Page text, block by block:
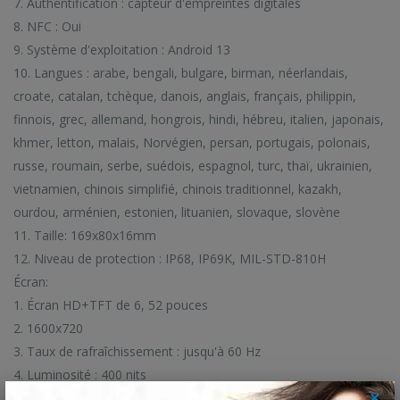
7. Authentification : capteur d'empreintes digitales
8. NFC : Oui
9. Système d'exploitation : Android 13
10. Langues : arabe, bengali, bulgare, birman, néerlandais,
croate, catalan, tchèque, danois, anglais, français, philippin,
finnois, grec, allemand, hongrois, hindi, hébreu, italien, japonais,
khmer, letton, malais, Norvégien, persan, portugais, polonais,
russe, roumain, serbe, suédois, espagnol, turc, thaï, ukrainien,
vietnamien, chinois simplifié, chinois traditionnel, kazakh,
ourdou, arménien, estonien, lituanien, slovaque, slovène
11. Taille: 169x80x16mm
12. Niveau de protection : IP68, IP69K, MIL-STD-810H
Écran:
1. Écran HD+TFT de 6, 52 pouces
2. 1600x720
3. Taux de rafraîchissement : jusqu'à 60 Hz
4. Luminosité : 400 nits